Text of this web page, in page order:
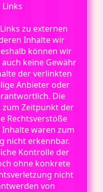
zu externen
Inhalte wir
können wir
keine Gewähr
der verlinkten
Anbieter oder
Die
Zeitpunkt der
Rechtsverstöße
waren zum
nicht erkennbar.
Kontrolle der
ohne konkrete
nicht
von